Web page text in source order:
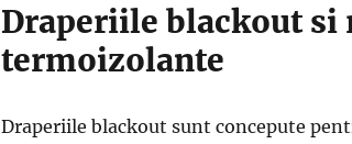
Draperiile blackout si
termoizolante
Draperiile blackout sunt concepute